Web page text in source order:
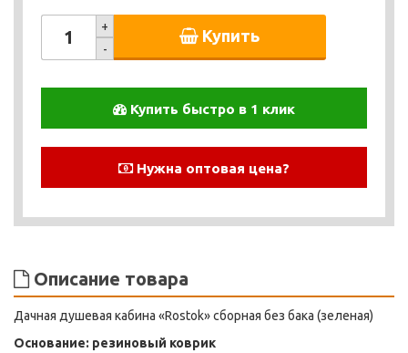
+
-
Купить
Купить быстро в 1 клик
Нужна оптовая цена?
Описание товара
Дачная душевая кабина «Rostok» сборная без бака (зеленая)
Основание: резиновый коврик